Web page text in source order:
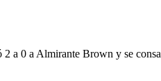
a 0 a Almirante Brown y se